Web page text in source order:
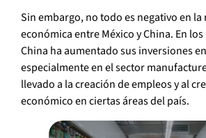
Sin embargo, no todo es negativo en la
económica entre México y China. En
China ha aumentado sus inversiones en
especialmente en el sector
llevado a la creación de empleos y al
económico en ciertas áreas del país.